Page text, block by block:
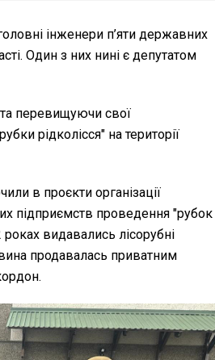
інженери п’яти державних
Один з них нині є депутатом
перевищуючи свої
рідколісся" на території
в проєкти організації
підприємств проведення "рубок
роках видавались лісорубні
продавалась приватним